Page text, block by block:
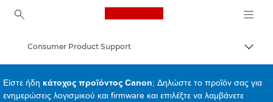
Canon Logo, back to
Consumer Product Support
Είστε ήδη κάτοχος προϊόντος Canon; Δηλώστε το προϊόν σας για
ενημερώσεις λογισμικού και firmware και επιλέξτε να λαμβάνετε